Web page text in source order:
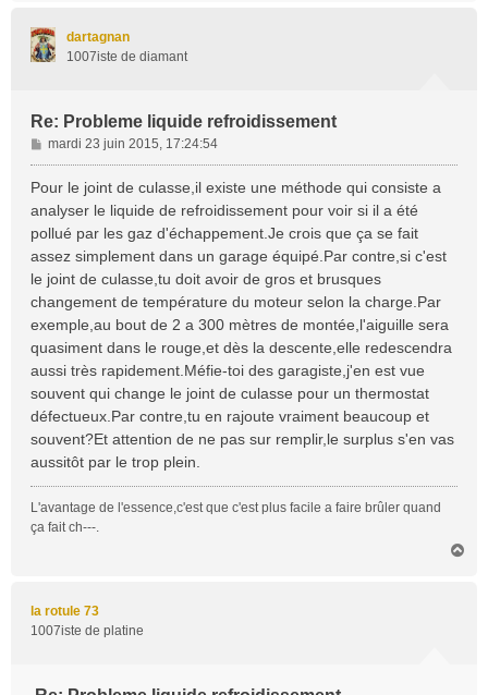
dartagnan
1007iste de diamant
Re: Probleme liquide refroidissement
M
e
s
g
e
mardi 23 juin 2015, 17:24:54
Pour le joint de culasse,il existe une méthode qui consiste a
analyser le liquide de refroidissement pour voir si il a été
pollué par les gaz d'échappement.Je crois que ça se fait
assez simplement dans un garage équipé.Par contre,si c'est
le joint de culasse,tu doit avoir de gros et brusques
changement de température du moteur selon la charge.Par
exemple,au bout de 2 a 300 mètres de montée,l'aiguille sera
quasiment dans le rouge,et dès la descente,elle redescendra
aussi très rapidement.Méfie-toi des garagiste,j'en est vue
souvent qui change le joint de culasse pour un thermostat
défectueux.Par contre,tu en rajoute vraiment beaucoup et
souvent?Et attention de ne pas sur remplir,le surplus s'en vas
aussitôt par le trop plein.
L'avantage de l'essence,c'est que c'est plus facile a faire brûler quand
ça fait ch---.
la rotule 73
1007iste de platine